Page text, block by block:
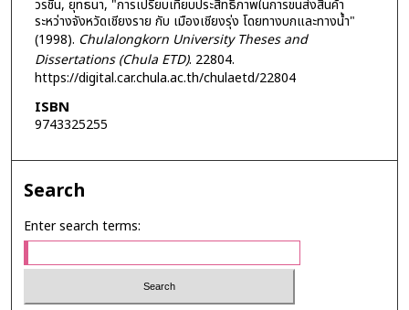
วรชื่น, ยุทธนา, "การเปรียบเทียบประสิทธิภาพในการขนส่งสินค้า
ระหว่างจังหวัดเชียงราย กับ เมืองเชียงรุ่ง โดยทางบกและทางน้ำ"
(1998). Chulalongkorn University Theses and
Dissertations (Chula ETD). 22804.
https://digital.car.chula.ac.th/chulaetd/22804
ISBN
9743325255
Search
Enter search terms: